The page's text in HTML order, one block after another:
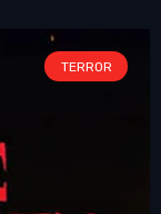
TERROR